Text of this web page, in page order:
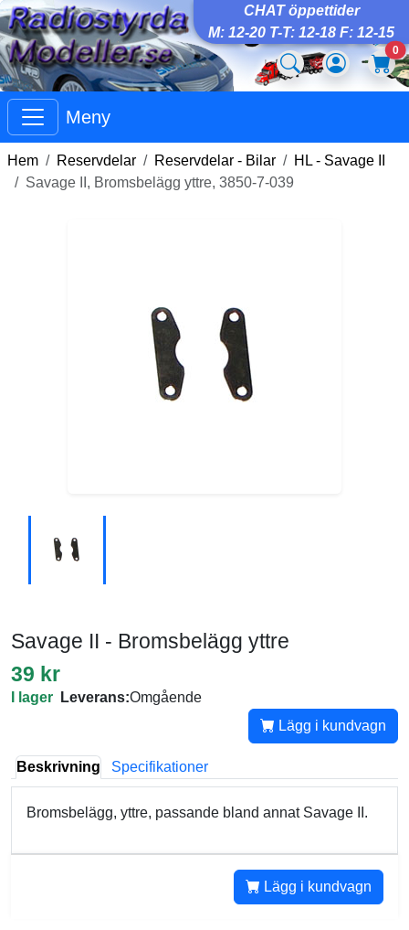
CHAT öppettider
M: 12-20 T-T: 12-18 F: 12-15
0
Meny
Hem Reservdelar Reservdelar - Bilar
HL - Savage II
Savage II, Bromsbelägg yttre, 3850-7-039
Savage II - Bromsbelägg yttre
39 kr
I lager Leverans:Omgående
Lägg i kundvagn
Beskrivning Specifikationer
Bromsbelägg, yttre, passande bland annat Savage II.
Lägg i kundvagn